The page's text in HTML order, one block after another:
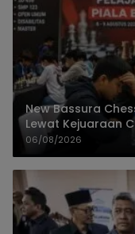
New Bassura
Lewat Kejuaraan
2026
06/08/2026